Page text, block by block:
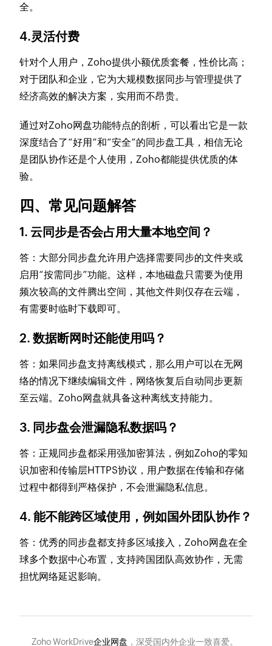
全。
4.灵活付费
针对个人用户，Zoho提供小额优质套餐，性价比高；
对于团队和企业，它为大规模数据同步与管理提供了
经济高效的解决方案，实用而不昂贵。
通过对Zoho网盘功能特点的剖析，可以看出它是一款
深度结合了“好用”和“安全”的同步盘工具，相信无论
是团队协作还是个人使用，Zoho都能提供优质的体
验。
四、常见问题解答
1. 云同步是否会占用大量本地空间？
答：大部分同步盘允许用户选择需要同步的文件夹或
启用“按需同步”功能。这样，本地磁盘只需要为使用
频次较高的文件腾出空间，其他文件则仅存在云端，
有需要时临时下载即可。
2. 数据断网时还能使用吗？
答：如果同步盘支持离线模式，那么用户可以在无网
络的情况下继续编辑文件，网络恢复后自动同步更新
至云端。Zoho网盘就具备这种离线支持能力。
3. 同步盘会泄漏隐私数据吗？
答：正规同步盘都采用强加密算法，例如Zoho的零知
识加密和传输层HTTPS协议，用户数据在传输和存储
过程中都得到严格保护，不会泄漏隐私信息。
4. 能不能跨区域使用，例如国外团队协作？
答：优秀的同步盘都支持多区域接入，Zoho网盘在全
球多个数据中心布置，支持跨国团队高效协作，无需
担忧网络延迟影响。
Zoho WorkDrive企业网盘 ，深受国内外企业一致喜爱。